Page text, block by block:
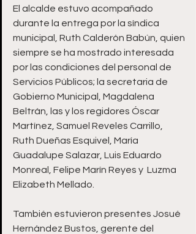
El alcalde estuvo acompañado
durante la entrega por la síndica
municipal, Ruth Calderón Babún, quien
siempre se ha mostrado interesada
por las condiciones del personal de
Servicios Públicos; la secretaria de
Gobierno Municipal, Magdalena
Beltrán, las y los regidores Óscar
Martínez, Samuel Reveles Carrillo,
Ruth Dueñas Esquivel, María
Guadalupe Salazar, Luis Eduardo
Monreal, Felipe Marín Reyes y  Luzma
Elizabeth Mellado.
También estuvieron presentes Josué
Hernández Bustos, gerente del